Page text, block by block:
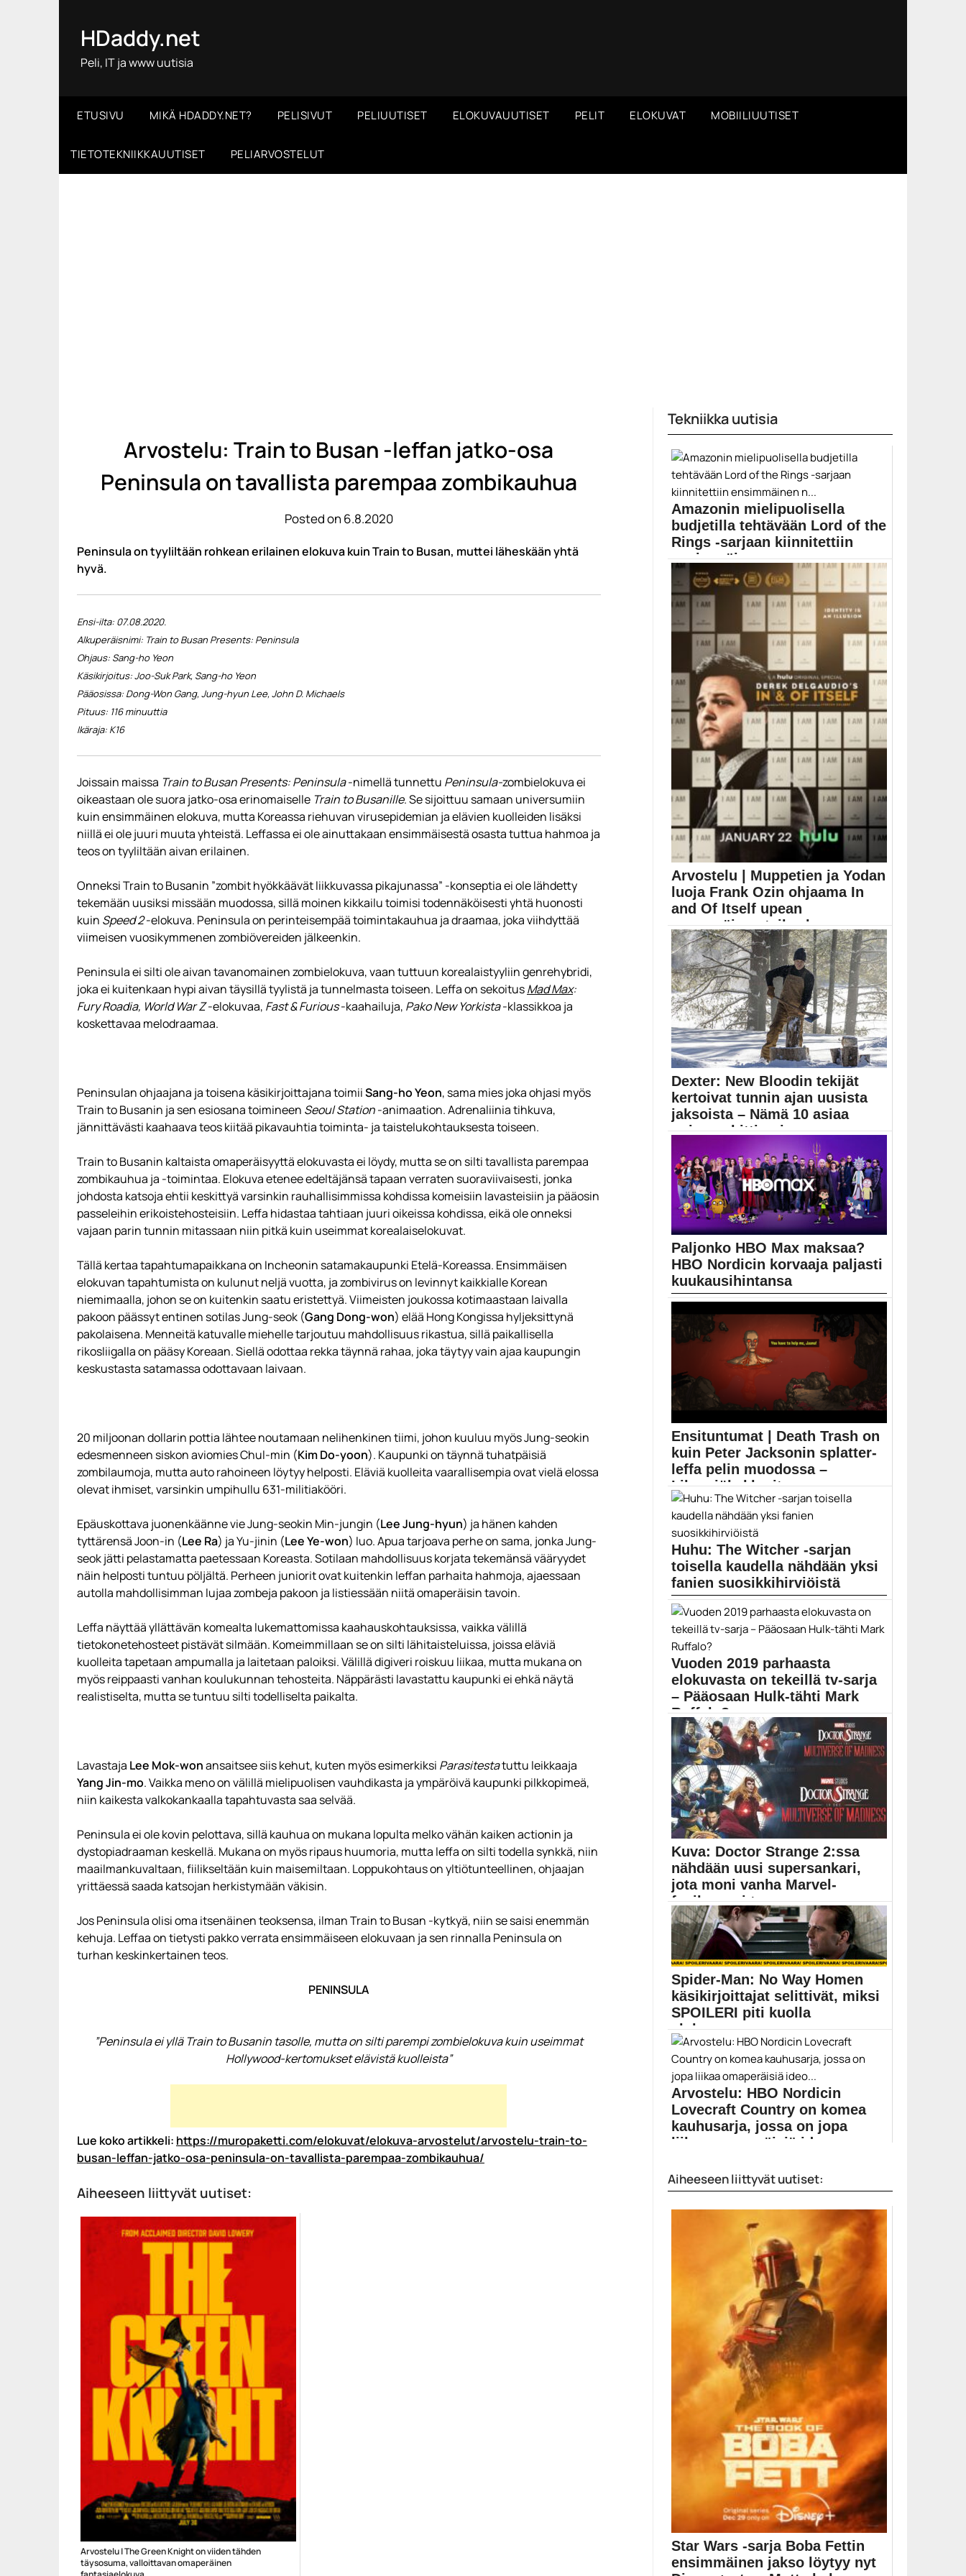
HDaddy.net
Peli, IT ja www uutisia
ETUSIVU MIKÄ HDADDY.NET? PELISIVUT PELIUUTISET ELOKUVAUUTISET PELIT ELOKUVAT MOBIILIUUTISET
TIETOTEKNIIKKAUUTISET PELIARVOSTELUT
Arvostelu: Train to Busan -leffan jatko-osa
Peninsula on tavallista parempaa zombikauhua
Posted on 6.8.2020
Peninsula on tyyliltään rohkean erilainen elokuva kuin Train to Busan, muttei läheskään yhtä
hyvä.
Ensi-ilta: 07.08.2020.
Alkuperäisnimi: Train to Busan Presents: Peninsula
Ohjaus: Sang-ho Yeon
Käsikirjoitus: Joo-Suk Park, Sang-ho Yeon
Pääosissa: Dong-Won Gang, Jung-hyun Lee, John D. Michaels
Pituus: 116 minuuttia
Ikäraja: K16
Joissain maissa Train to Busan Presents: Peninsula-nimellä tunnettu Peninsula-zombielokuva ei
oikeastaan ole suora jatko-osa erinomaiselle Train to Busanille. Se sijoittuu samaan universumiin
kuin ensimmäinen elokuva, mutta Koreassa riehuvan virusepidemian ja elävien kuolleiden lisäksi
niillä ei ole juuri muuta yhteistä. Leffassa ei ole ainuttakaan ensimmäisestä osasta tuttua hahmoa ja
teos on tyyliltään aivan erilainen.
Onneksi Train to Busanin ”zombit hyökkäävät liikkuvassa pikajunassa” -konseptia ei ole lähdetty
tekemään uusiksi missään muodossa, sillä moinen kikkailu toimisi todennäköisesti yhtä huonosti
kuin Speed 2-elokuva. Peninsula on perinteisempää toimintakauhua ja draamaa, joka viihdyttää
viimeisen vuosikymmenen zombiövereiden jälkeenkin.
Peninsula ei silti ole aivan tavanomainen zombielokuva, vaan tuttuun korealaistyyliin genrehybridi,
joka ei kuitenkaan hypi aivan täysillä tyylistä ja tunnelmasta toiseen. Leffa on sekoitusMad Max:
Fury Roadia, World War Z-elokuvaa, Fast & Furious-kaahailuja, Pako New Yorkista-klassikkoa ja
koskettavaa melodraamaa.
Peninsulan ohjaajana ja toisena käsikirjoittajana toimiiSang-ho Yeon, sama mies joka ohjasi myös
Train to Busanin ja sen esiosana toimineen Seoul Station-animaation. Adrenaliinia tihkuva,
jännittävästi kaahaava teos kiitää pikavauhtia toiminta- ja taistelukohtauksesta toiseen.
Train to Busanin kaltaista omaperäisyyttä elokuvasta ei löydy, mutta se on silti tavallista parempaa
zombikauhua ja -toimintaa. Elokuva etenee edeltäjänsä tapaan verraten suoraviivaisesti, jonka
johdosta katsoja ehtii keskittyä varsinkin rauhallisimmissa kohdissa komeisiin lavasteisiin ja pääosin
passeleihin erikoistehosteisiin. Leffa hidastaa tahtiaan juuri oikeissa kohdissa, eikä ole onneksi
vajaan parin tunnin mitassaan niin pitkä kuin useimmat korealaiselokuvat.
Tällä kertaa tapahtumapaikkana on Incheonin satamakaupunki Etelä-Koreassa. Ensimmäisen
elokuvan tapahtumista on kulunut neljä vuotta, ja zombivirus on levinnyt kaikkialle Korean
niemimaalla, johon se on kuitenkin saatu eristettyä. Viimeisten joukossa kotimaastaan laivalla
pakoon päässyt entinen sotilas Jung-seok (Gang Dong-won) elää Hong Kongissa hyljeksittynä
pakolaisena. Menneitä katuvalle miehelle tarjoutuu mahdollisuus rikastua, sillä paikallisella
rikosliigalla on pääsy Koreaan. Siellä odottaa rekka täynnä rahaa, joka täytyy vain ajaa kaupungin
keskustasta satamassa odottavaan laivaan.
20 miljoonan dollarin pottia lähtee noutamaan nelihenkinen tiimi, johon kuuluu myös Jung-seokin
edesmenneen siskon aviomies Chul-min (Kim Do-yoon). Kaupunki on täynnä tuhatpäisiä
zombilaumoja, mutta auto rahoineen löytyy helposti. Eläviä kuolleita vaarallisempia ovat vielä elossa
olevat ihmiset, varsinkin umpihullu 631-militiakööri.
Epäuskottava juonenkäänne vie Jung-seokin Min-jungin (Lee Jung-hyun) ja hänen kahden
tyttärensä Joon-in (Lee Ra) ja Yu-jinin (Lee Ye-won) luo. Apua tarjoava perhe on sama, jonka Jung-
seok jätti pelastamatta paetessaan Koreasta. Sotilaan mahdollisuus korjata tekemänsä vääryydet
näin helposti tuntuu pöljältä. Perheen juniorit ovat kuitenkin leffan parhaita hahmoja, ajaessaan
autolla mahdollisimman lujaa zombeja pakoon ja listiessään niitä omaperäisin tavoin.
Leffa näyttää yllättävän komealta lukemattomissa kaahauskohtauksissa, vaikka välillä
tietokonetehosteet pistävät silmään. Komeimmillaan se on silti lähitaisteluissa, joissa eläviä
kuolleita tapetaan ampumalla ja laitetaan paloiksi. Välillä digiveri roiskuu liikaa, mutta mukana on
myös reippaasti vanhan koulukunnan tehosteita. Näppärästi lavastattu kaupunki ei ehkä näytä
realistiselta, mutta se tuntuu silti todelliselta paikalta.
Lavastaja Lee Mok-wonansaitsee siis kehut, kuten myös esimerkiksi Parasitestatuttu leikkaaja
Yang Jin-mo. Vaikka meno on välillä mielipuolisen vauhdikasta ja ympäröivä kaupunki pilkkopimeä,
niin kaikesta valkokankaalla tapahtuvasta saa selvää.
Peninsula ei ole kovin pelottava, sillä kauhua on mukana lopulta melko vähän kaiken actionin ja
dystopiadraaman keskellä. Mukana on myös ripaus huumoria, mutta leffa on silti todella synkkä, niin
maailmankuvaltaan, fiilikseltään kuin maisemiltaan. Loppukohtaus on yltiötunteellinen, ohjaajan
yrittäessä saada katsojan herkistymään väkisin.
Jos Peninsula olisi oma itsenäinen teoksensa, ilman Train to Busan -kytkyä, niin se saisi enemmän
kehuja. Leffaa on tietysti pakko verrata ensimmäiseen elokuvaan ja sen rinnalla Peninsula on
turhan keskinkertainen teos.
PENINSULA
”Peninsula ei yllä Train to Busanin tasolle, mutta on silti parempi zombielokuva kuin useimmat
Hollywood-kertomukset elävistä kuolleista”
Lue koko artikkeli: https://muropaketti.com/elokuvat/elokuva-arvostelut/arvostelu-train-to-
busan-leffan-jatko-osa-peninsula-on-tavallista-parempaa-zombikauhua/
Aiheeseen liittyvät uutiset:
Arvostelu | The Green Knight on viiden tähden
täysosuma, valloittavan omaperäinen
Tekniikka uutisia
Amazonin mielipuolisella
budjetilla tehtävään Lord of the
Rings -sarjaan kiinnitettiin
ensimmäinen n...
Lord of the Rings -sarja nähdään vasta vuonna...
Amazon Prime
Arvostelu | Muppetien ja Yodan
luoja Frank Ozin ohjaama In
and Of Itself upean
omaperäinen taikashow...
Taikashow’n ja dokumentin yhdistelmä Derek
DelGaudio’s In and...
Derek DelGaudio
Dexter: New Bloodin tekijät
kertoivat tunnin ajan uusista
jaksoista – Nämä 10 asiaa
opimme hittisarj...
Michael C. Hallin esittämä sarjamurhaaja Dexter
Morgan palaa...
Dexter
Paljonko HBO Max maksaa?
HBO Nordicin korvaaja paljasti
kuukausihintansa
on...
Elokuvauutiset
Ensituntumat | Death Trash on
kuin Peter Jacksonin splatter-
leffa pelin muodossa –
Lihayrjökekkerit ...
Crafting Legendsin luoma Death Trash on törkeä
Death Trash
Huhu: The Witcher -sarjan
toisella kaudella nähdään yksi
fanien suosikkihirviöistä
Netflixin The Witcher -sarjan toisella kaudella on
Elokuvat
Vuoden 2019 parhaasta
elokuvasta on tekeillä tv-sarja
– Pääosaan Hulk-tähti Mark
Ruffalo?
Parhaan elokuvan Oscarin voittaneesta Parasite-
elokuvasta on tekeillä myös...
Bong Joon-ho
Kuva: Doctor Strange 2:ssa
nähdään uusi supersankari,
jota moni vanha Marvel-
fanikaan ei tunne
Huhujen mukaan toukokuussa ensi-iltansa saavassa
Doctor Strange in...
Doctor Strange
Spider-Man: No Way Homen
käsikirjoittajat selittivät, miksi
SPOILERI piti kuolla
elokuvassa
Spider-Man: No Way Home sai ensi-iltansa joulukuun
puolivälissä...
Chris McKenna
Arvostelu: HBO Nordicin
Lovecraft Country on komea
kauhusarja, jossa on jopa
liikaa omaperäisiä ideo...
muutakin...
Abbey Lee
Aiheeseen liittyvät uutiset:
Star Wars -sarja Boba Fettin
ensimmäinen jakso löytyy nyt